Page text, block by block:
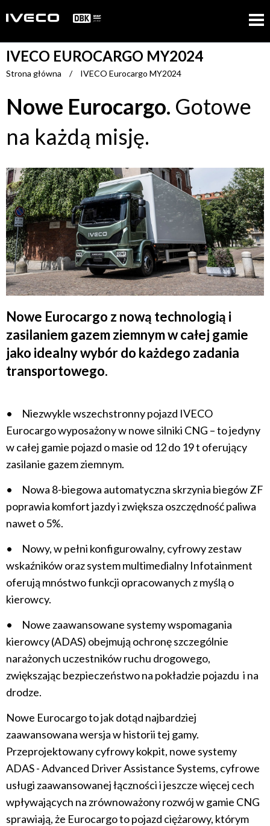
IVECO EUROCARGO MY2024
Strona główna / IVECO Eurocargo MY2024
Nowe Eurocargo. Gotowe
na każdą misję.
Nowe Eurocargo z nową technologią i
zasilaniem gazem ziemnym w całej gamie
jako idealny wybór do każdego zadania
transportowego.
• Niezwykle wszechstronny pojazd IVECO
Eurocargo wyposażony w nowe silniki CNG – to jedyny
w całej gamie pojazd o masie od 12 do 19 t oferujący
zasilanie gazem ziemnym.
• Nowa 8-biegowa automatyczna skrzynia biegów ZF
poprawia komfort jazdy i zwiększa oszczędność paliwa
nawet o 5%.
• Nowy, w pełni konfigurowalny, cyfrowy zestaw
wskaźników oraz system multimedialny Infotainment
oferują mnóstwo funkcji opracowanych z myślą o
kierowcy.
• Nowe zaawansowane systemy wspomagania
kierowcy (ADAS) obejmują ochronę szczególnie
narażonych uczestników ruchu drogowego,
zwiększając bezpieczeństwo na pokładzie pojazdu i na
drodze.
Nowe Eurocargo to jak dotąd najbardziej
zaawansowana wersja w historii tej gamy.
Przeprojektowany cyfrowy kokpit, nowe systemy
ADAS - Advanced Driver Assistance Systems, cyfrowe
usługi zaawansowanej łączności i jeszcze więcej cech
wpływających na zrównoważony rozwój w gamie CNG
sprawiają, że Eurocargo to pojazd ciężarowy, którym